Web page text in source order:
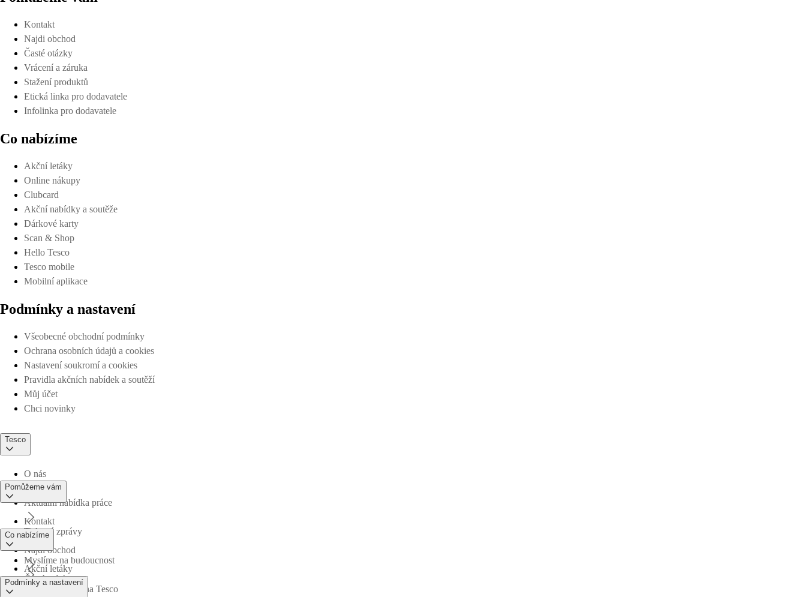
Kontakt
Najdi obchod
Časté otázky
Vrácení a záruka
Stažení produktů
Etická linka pro dodavatele
Infolinka pro dodavatele
Co nabízíme
Akční letáky
Online nákupy
Clubcard
Akční nabídky a soutěže
Dárkové karty
Scan & Shop
Hello Tesco
Tesco mobile
Mobilní aplikace
Podmínky a nastavení
Všeobecné obchodní podmínky
Ochrana osobních údajů a cookies
Nastavení soukromí a cookies
Pravidla akčních nabídek a soutěží
Můj účet
Chci novinky
Tesco
O nás
Aktuální nabídka práce
Tiskové zprávy
Myslíme na budoucnost
Obchodní skupina Tesco
Pomůžeme vám
Kontakt
Najdi obchod
Časté otázky
Co nabízíme
Akční letáky
Podmínky a nastavení